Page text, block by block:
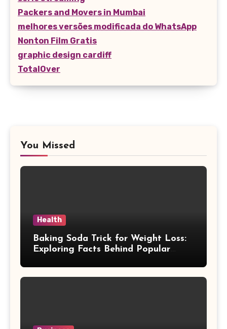
Packers and Movers in Mumbai
melhores versões modificada do WhatsApp
Nonton Film Gratis
graphic design cardiff
TotalOver
You Missed
Health
Baking Soda Trick for Weight Loss:
Exploring Facts Behind Popular